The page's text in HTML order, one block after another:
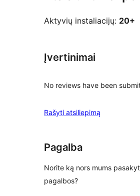
Aktyvių instaliacijų: 20+
Įvertinimai
No reviews have been
Rašyti atsiliepimą
Pagalba
Norite ką nors mums
pagalbos?